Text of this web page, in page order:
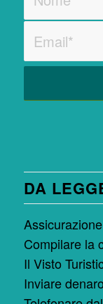
DA
Compilare la
Il Visto
Inviare